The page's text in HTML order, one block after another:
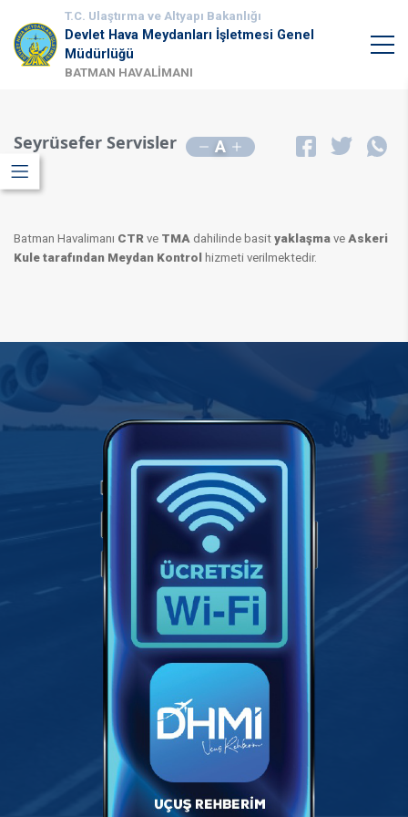
T.C. Ulaştırma ve Altyapı Bakanlığı
Devlet Hava Meydanları İşletmesi Genel
Müdürlüğü
BATMAN HAVALİMANI
Seyrüsefer Servisler A
Batman Havalimanı CTR ve TMA dahilinde basit yaklaşma ve Askeri
Kule tarafından Meydan Kontrol
hizmeti verilmektedir.​